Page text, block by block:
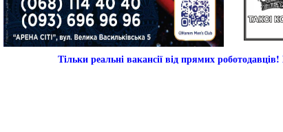
Тільки реальні вакансії від прямих